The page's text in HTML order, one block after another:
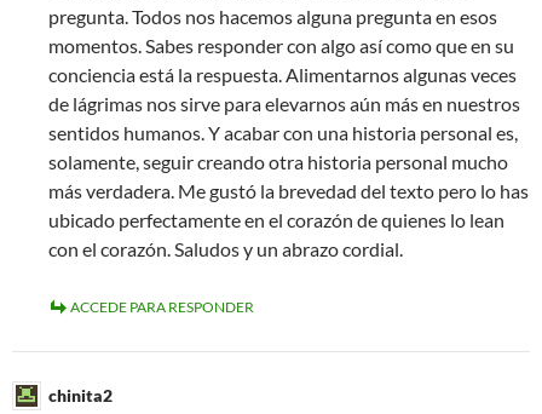
pregunta. Todos nos hacemos alguna pregunta en esos
momentos. Sabes responder con algo así como que en su
conciencia está la respuesta. Alimentarnos algunas veces
de lágrimas nos sirve para elevarnos aún más en nuestros
sentidos humanos. Y acabar con una historia personal es,
solamente, seguir creando otra historia personal mucho
más verdadera. Me gustó la brevedad del texto pero lo has
ubicado perfectamente en el corazón de quienes lo lean
con el corazón. Saludos y un abrazo cordial.
ACCEDE PARA RESPONDER
chinita2